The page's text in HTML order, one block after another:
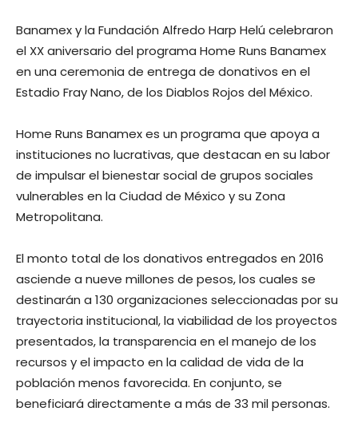
Banamex y la Fundación Alfredo Harp Helú celebraron
el XX aniversario del programa Home Runs Banamex
en una ceremonia de entrega de donativos en el
Estadio Fray Nano, de los Diablos Rojos del México.
Home Runs Banamex es un programa que apoya a
instituciones no lucrativas, que destacan en su labor
de impulsar el bienestar social de grupos sociales
vulnerables en la Ciudad de México y su Zona
Metropolitana.
El monto total de los donativos entregados en 2016
asciende a nueve millones de pesos, los cuales se
destinarán a 130 organizaciones seleccionadas por su
trayectoria institucional, la viabilidad de los proyectos
presentados, la transparencia en el manejo de los
recursos y el impacto en la calidad de vida de la
población menos favorecida. En conjunto, se
beneficiará directamente a más de 33 mil personas.